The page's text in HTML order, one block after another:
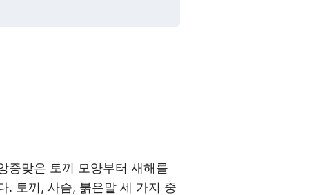
증맞은 토끼 모양부터 새해를
. 토끼, 사슴, 붉은말 세 가지 중